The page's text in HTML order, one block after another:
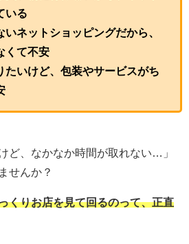
いる
いネットショッピングだから、
くて不安
たいけど、包装やサービスがち
ど、なかなか時間が取れない…」
せんか？
くりお店を見て回るのって、正直